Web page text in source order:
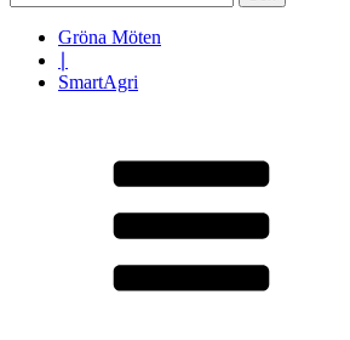
efter:
Gröna Möten
SmartAgri